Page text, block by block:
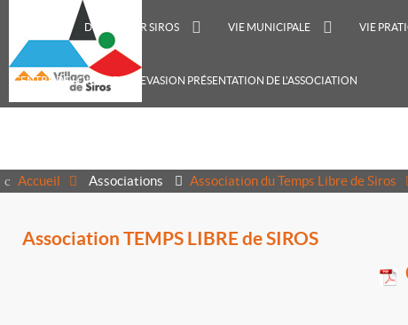
DÉCOUVRIR SIROS VIE MUNICIPALE VIE
CENTRE DE LOISIRS RECREVASION PRÉSENTATION DE L'ASSOCIATION
Accueil Associations Association du Temps Libre de Siros
Association TEMPS LIBRE de SIROS